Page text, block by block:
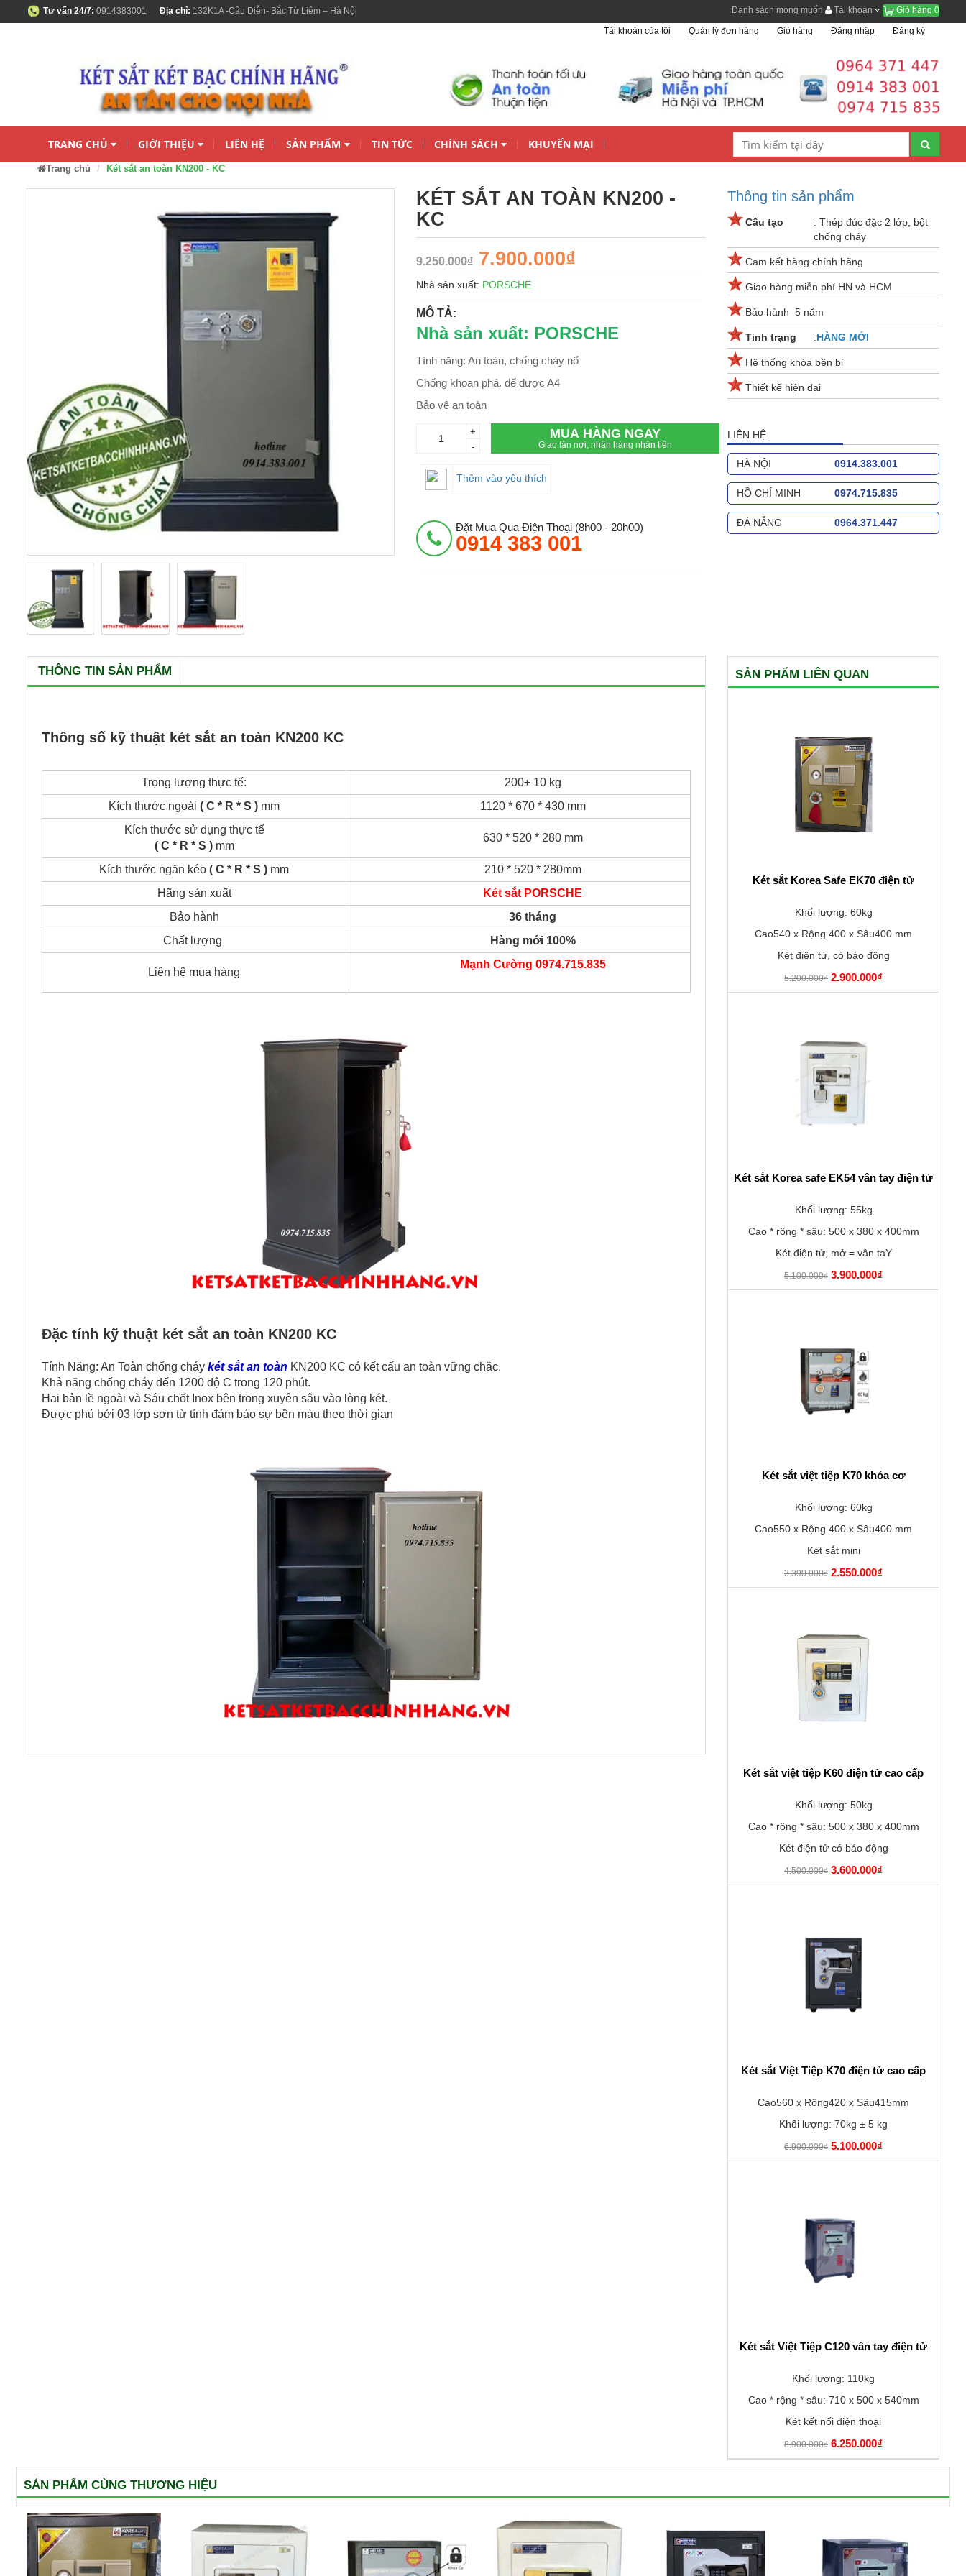
Tư vấn 24/7: 0914383001 Địa chỉ: 132K1A -Cầu Diễn- Bắc Từ Liêm – Hà Nội Danh sách mong muốn Tài khoản Giỏ hàng 0
Tài khoản của tôi Quản lý đơn hàng Giỏ hàng Đăng nhập Đăng ký
TRANG CHỦ GIỚI THIỆU LIÊN HỆ SẢN PHẨM TIN TỨC CHÍNH SÁCH KHUYẾN MẠI
Trang chủ Két sắt an toàn KN200 - KC
KÉT SẮT AN TOÀN KN200 -
KC
9.250.000₫ 7.900.000₫
Nhà sản xuất: PORSCHE
MÔ TẢ:
Nhà sản xuất: PORSCHE
Tính năng: An toàn, chống cháy nổ
Chống khoan phá. để được A4
Bảo vệ an toàn
+
-
MUA HÀNG NGAY
Giao tận nơi, nhận hàng nhận tiền
Thêm vào yêu thích
Đặt Mua Qua Điện Thoại (8h00 - 20h00)
0914 383 001
Thông tin sản phẩm
Cấu tạo
: Thép đúc đặc 2 lớp, bột
chống cháy
Cam kết hàng chính hãng
Giao hàng miễn phí HN và HCM
Bảo hành 5 năm
Tinh trạng :HÀNG MỚI
Hệ thống khóa bền bỉ
Thiết kế hiện đại
LIÊN HỆ
HÀ NỘI 0914.383.001
HỒ CHÍ MINH 0974.715.835
ĐÀ NẴNG 0964.371.447
THÔNG TIN SẢN PHẨM
Thông số kỹ thuật két sắt an toàn KN200 KC
Trọng lượng thực tế:
200± 10 kg
Kích thước ngoài ( C * R * S ) mm 1120 * 670 * 430 mm
Kích thước sử dụng thực tế
( C * R * S )mm
630 * 520 * 280 mm
Kích thước ngăn kéo ( C * R * S ) mm
210 * 520 * 280mm
Hãng sản xuất
Két sắt PORSCHE
Bảo hành
36 tháng
Chất lượng
Hàng mới 100%
Liên hệ mua hàng
Mạnh Cường 0974.715.835
Đặc tính kỹ thuật két sắt an toàn KN200 KC
Tính Năng: An Toàn chống cháy két sắt an toàn KN200 KC có kết cấu an toàn vững chắc.
Khả năng chống cháy đến 1200 độ C trong 120 phút.
Hai bản lề ngoài và Sáu chốt Inox bên trong xuyên sâu vào lòng két.
Được phủ bởi 03 lớp sơn từ tính đảm bảo sự bền màu theo thời gian
SẢN PHẨM LIÊN QUAN
Két sắt Korea Safe EK70 điện tử
Khối lượng: 60kg
Cao540 x Rộng 400 x Sâu400 mm
Két điện tử, có báo động
5.200.000₫ 2.900.000₫
Két sắt Korea safe EK54 vân tay điện tử
Khối lượng: 55kg
Cao * rộng * sâu: 500 x 380 x 400mm
Két điện tử, mở = vân taY
5.100.000₫ 3.900.000₫
Két sắt việt tiệp K70 khóa cơ
Khối lượng: 60kg
Cao550 x Rộng 400 x Sâu400 mm
Két sắt mini
3.390.000₫ 2.550.000₫
Két sắt việt tiệp K60 điện tử cao cấp
Khối lượng: 50kg
Cao * rộng * sâu: 500 x 380 x 400mm
Két điện tử có báo động
4.500.000₫ 3.600.000₫
Két sắt Việt Tiệp K70 điện tử cao cấp
Cao560 x Rộng420 x Sâu415mm
Khối lượng: 70kg ± 5 kg
6.900.000₫ 5.100.000₫
Két sắt Việt Tiệp C120 vân tay điện tử
Khối lượng: 110kg
Cao * rộng * sâu: 710 x 500 x 540mm
Két kết nối điện thoại
8.900.000₫ 6.250.000₫
SẢN PHẨM CÙNG THƯƠNG HIỆU